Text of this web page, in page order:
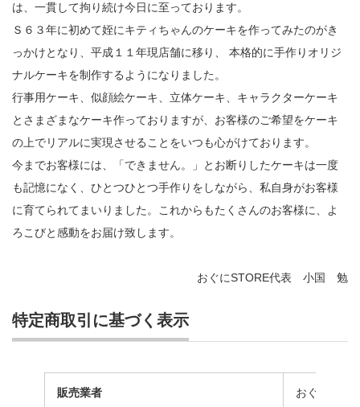
は、一貫して拘り続け今日に至っております。
Ｓ６３年に初めて姪にキティちゃんのケーキを作ってみたのがき
っかけとなり、平成１１年現店舗に移り、 本格的に手作りオリジ
ナルケーキを制作するようになりました。
行事用ケーキ、似顔絵ケーキ、立体ケーキ、キャラクターケーキ
とさまざまなケーキ作っておりますが、お客様のご希望をケーキ
の上でリアルに実現させることをいつも心がけております。
今までお客様には、「できません。」とお断りしたケーキは一度
も記憶になく、ひとつひとつ手作りをしながら、私自身がお客様
に育てられてまいりました。これからもたくさんのお客様に、よ
ろこびと感動をお届け致します。
おぐにSTORE代表 小国 勉
特定商取引に基づく表示
販売業者 おぐにＳＴ